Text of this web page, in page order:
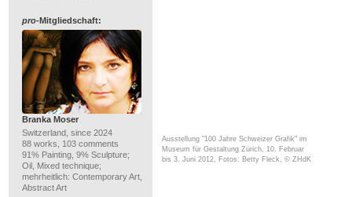
pro-Mitgliedschaft:
Branka Moser
Switzerland, since 2024
88 works, 103 comments
91% Painting, 9% Sculpture;
Oil, Mixed technique;
mehrheitlich: Contemporary Art,
Abstract Art
Ausstellung "100 Jahre Schweizer Grafik" im
Museum für Gestaltung Zürich, 10. Februar
bis 3. Juni 2012, Fotos: Betty Fleck, © ZHdK